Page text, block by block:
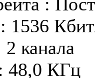
1536
канала
48,0 КГц